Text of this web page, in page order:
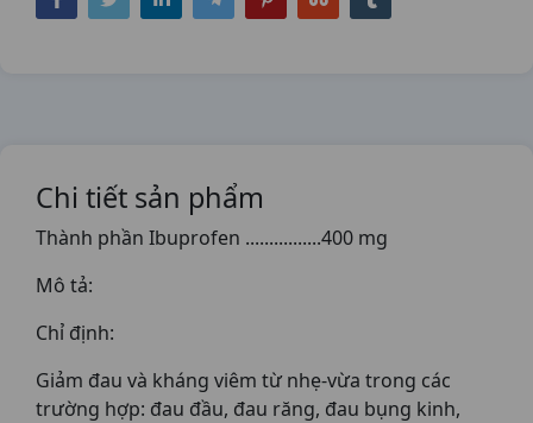
Chi tiết sản phẩm
Thành phần Ibuprofen ................400 mg
Mô tả:
Chỉ định:
Giảm đau và kháng viêm từ nhẹ-vừa trong các
trường hợp: đau đầu, đau răng, đau bụng kinh,